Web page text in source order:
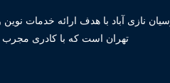
نازی آباد با هدف ارائه خدمات
تهران است که با کادری